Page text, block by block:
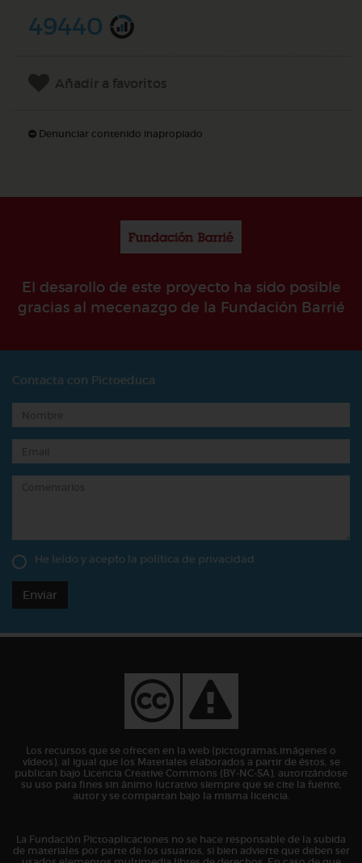
49440
Añadir a favoritos
Denunciar contenido inapropiado
El desarollo de este proyecto ha sido posible
gracias al mecenazgo de la Fundación Barrié
Contacta con Pictoeduca
He leído y acepto la política de privacidad
Enviar
Los recursos que se ofrecen en la web (pictogramas,imágenes o
vídeos), al igual que los Materiales elaborados a partir de éstos, se
publican bajo Licencia Creative Commons (BY-NC-SA), autorizándose
su uso para fines sin ánimo lucrativo siempre que se cite la fuente,
autor y se compartan bajo la misma licencia.
La Fundación Pictoaplicaciones no se hace responsable de la subida
de materiales por parte de los usuarios, si bien advierte que deben ser